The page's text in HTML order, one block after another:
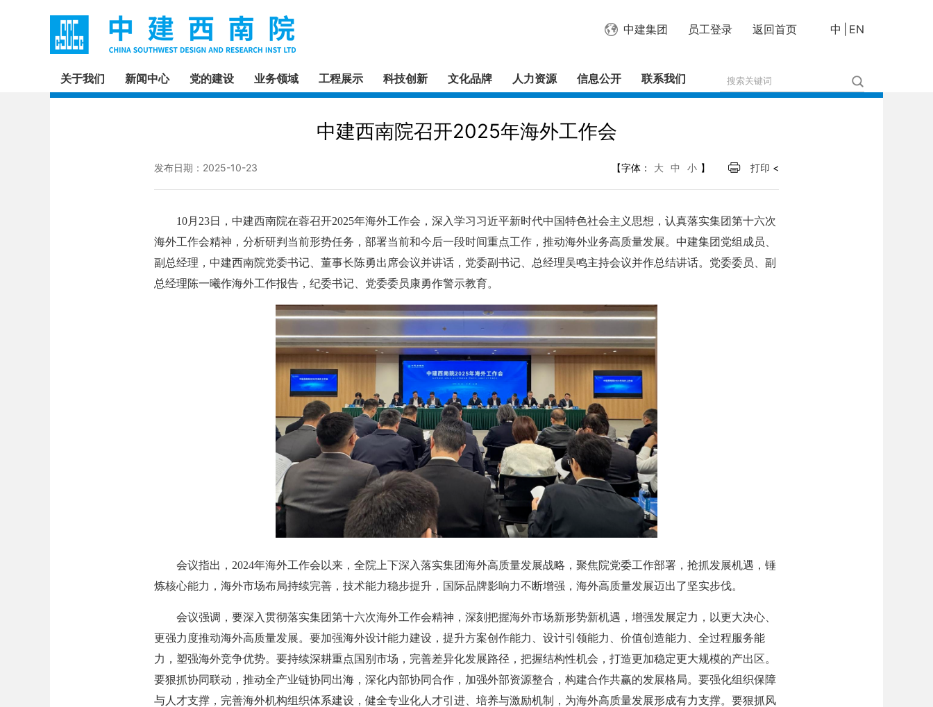
EN
中
返回首页
员工登录
中建集团
关于我们 新闻中心 党的建设 业务领域 工程展示 科技创新 文化品牌 人力资源 信息公开 联系我们
中建西南院召开2025年海外工作会
发布日期：2025-10-23 【字体： 大 中 小 】 打印 <
10月23日，中建西南院在蓉召开2025年海外工作会，深入学习习近平新时代中国特色社会主义思想，认真落实集团第十六次
海外工作会精神，分析研判当前形势任务，部署当前和今后一段时间重点工作，推动海外业务高质量发展。中建集团党组成员、
副总经理，中建西南院党委书记、董事长陈勇出席会议并讲话，党委副书记、总经理吴鸣主持会议并作总结讲话。党委委员、副
总经理陈一曦作海外工作报告，纪委书记、党委委员康勇作警示教育。
会议指出，2024年海外工作会以来，全院上下深入落实集团海外高质量发展战略，聚焦院党委工作部署，抢抓发展机遇，锤
炼核心能力，海外市场布局持续完善，技术能力稳步提升，国际品牌影响力不断增强，海外高质量发展迈出了坚实步伐。
会议强调，要深入贯彻落实集团第十六次海外工作会精神，深刻把握海外市场新形势新机遇，增强发展定力，以更大决心、
更强力度推动海外高质量发展。要加强海外设计能力建设，提升方案创作能力、设计引领能力、价值创造能力、全过程服务能
力，塑强海外竞争优势。要持续深耕重点国别市场，完善差异化发展路径，把握结构性机会，打造更加稳定更大规模的产出区。
要狠抓协同联动，推动全产业链协同出海，深化内部协同合作，加强外部资源整合，构建合作共赢的发展格局。要强化组织保障
与人才支撑，完善海外机构组织体系建设，健全专业化人才引进、培养与激励机制，为海外高质量发展形成有力支撑。要狠抓风